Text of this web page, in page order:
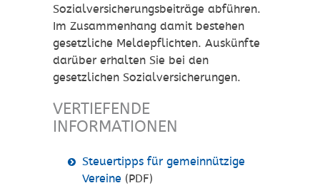
Sozialversicherungsbeiträge abführen.
Im Zusammenhang damit bestehen
gesetzliche Meldepflichten. Auskünfte
darüber erhalten Sie bei den
gesetzlichen Sozialversicherungen.
VERTIEFENDE
INFORMATIONEN
Steuertipps für gemeinnützige
Vereine (PDF)